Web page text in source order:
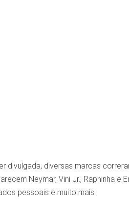
divulgada, diversas marcas
Neymar, Vini Jr., Raphinha
pessoais e muito mais.